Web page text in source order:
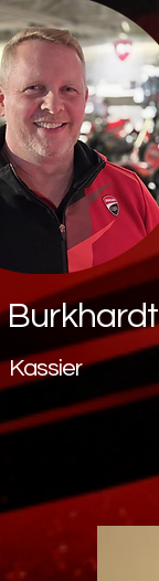
Burkhardt
Kassier